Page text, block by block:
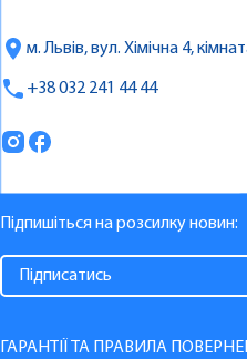
м. Львів, вул. Хімічна 4,
+38 032 241 44 44
Підпишіться на розсилку новин:
ГАРАНТІЇ ТА ПРАВИЛА